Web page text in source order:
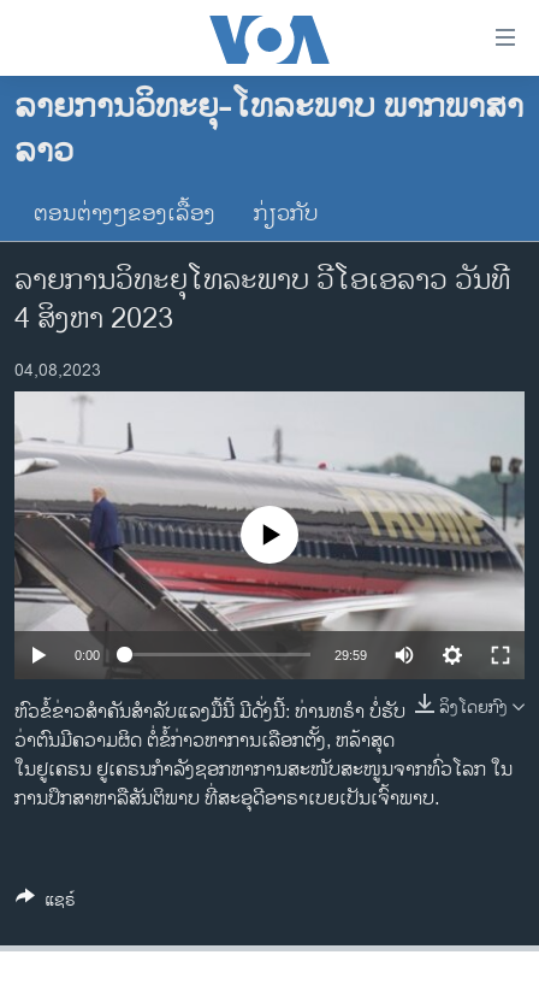
ເຂົ້າ
ຫາ
ຂ້າມ
ຫາ
ຊອກ
ໂຮມເພຈ
ລາວ
ອາເມຣິກາ
ການເລືອກຕັ້ງ ປະທານາທີບໍດີ ສະຫະລັດ 2024
ຂ່າວ​ຈີນ
ເອເຊຍ
ອິດສະຫຼະພາບດ້ານການຂ່າວ
ຊີວິດຊາວລາວ
ຊຸມຊົນຊາວລາວ
ວິທະຍາສາດ-ເທັກໂນໂລຈີ
ທຸລະກິດ
ພາສາອັງກິດ
ວີດີໂອ
ສຽງ
ລາຍການກະຈາຍສຽງ
ຕິດຕາມພວກເຮົາ ທີ່
ພາສາຕ່າງໆ
ລາຍການວິທະຍຸ-ໂທລະພາບ ພາກພາສາ
ລາວ
ຕອນຕ່າງໆຂອງເລື້ອງ ກ່ຽວກັບ
ລາຍການວິ​ທະ​ຍຸ​ໂທ​ລະ​ພາບ ວີ​ໂອ​ເອ​ລາວ ວັນທີ
4 ສິງຫາ 2023
04,08,2023
No media source currently available
0:00 29:59
ລິງໂດຍກົງ
ຫົວ​ຂໍ້​ຂ່າວ​ສຳ​ຄັນ​ສຳ​ລັບ​ແລງມື້ນີ້ ມີ​ດັ່ງ​ນີ້: ທ່ານທຣໍາ ບໍ່ຮັບ
ວ່າຕົນມີຄວາມຜິດ ຕໍ່ຂໍ້ກ່າວຫາການເລືອກຕັ້ງ, ຫລ້າສຸດ
ໃນຢູເຄຣນ ຢູເຄຣນກຳລັງຊອກຫາການສະໜັບສະໜູນຈາກທົ່ວໂລກ ໃນ
ການປຶກສາຫາລືສັນຕິພາບ ທີ່ສະອຸດີອາຣາເບຍເປັນເຈົ້າພາບ.
ແຊຣ໌